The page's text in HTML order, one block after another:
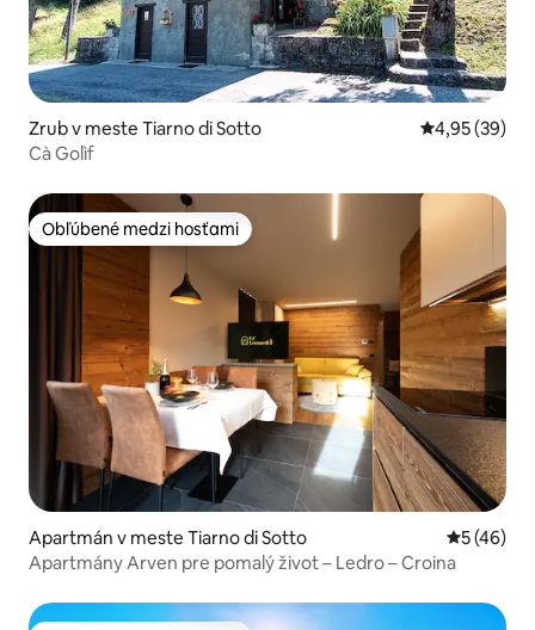
Zrub v meste Tiarno di Sotto Priemerné
4,95 (39)
Cà Golìf
Obľúbené medzi hosťami
Obľúbené medzi hosťami
Apartmán v meste Tiarno di Sotto
5 (46)
Apartmány Arven pre pomalý život – Ledro – Croina